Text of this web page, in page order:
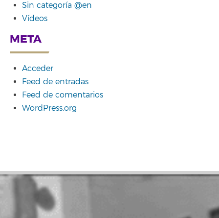
Sin categoría @en
Vídeos
META
Acceder
Feed de entradas
Feed de comentarios
WordPress.org